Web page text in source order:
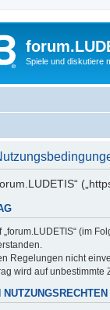
Spiele und diskutiere
„forum.LUDETIS“ (im
Regelungen nicht
wird auf